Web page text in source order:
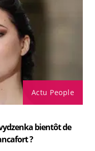
Actu People
bientôt de
?